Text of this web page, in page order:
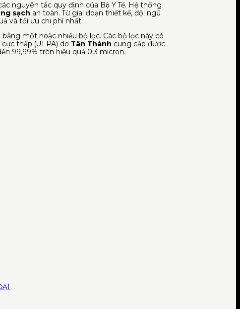
nguyên tắc quy định của Bộ Y Tế. Hệ thống
sạch an toàn. Từ giai đoạn thiết kế, đội ngũ
và tối ưu chi phí nhất.
bằng một hoặc nhiều bộ lọc. Các bộ lọc này có
thấp (ULPA) do Tân Thành cung cấp được
99,99% trên hiệu quả 0,3 micron.